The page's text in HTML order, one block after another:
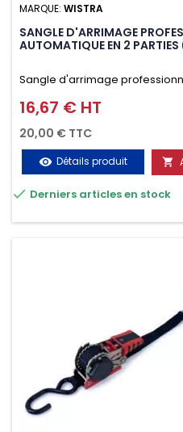
MARQUE: WISTRA
SANGLE D'ARRIMAGE
AUTOMATIQUE EN 2
Sangle d'arrimage
avec crochet deux doigts
0.2M / 125daN), simple et
d'arrimer et de sécuriser vos
transport. Matière polyester
variations de températures,
Prix
16,67 € HT
20,00 € TTC
visibility Détails produit 
 Derniers articles en stock